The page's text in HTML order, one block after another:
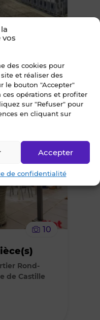
des cookies pour
et réaliser des
le bouton "Accepter"
opérations et profiter
sur "Refuser" pour
en cliquant sur
Accepter
de confidentialité
le
favoris
Rond-
de Castille
ou
supprimer
10
Rond-
de Castille